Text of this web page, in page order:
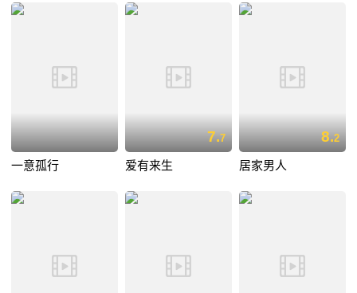
一意孤行
7.7
爱有来生
8.2
居家男人